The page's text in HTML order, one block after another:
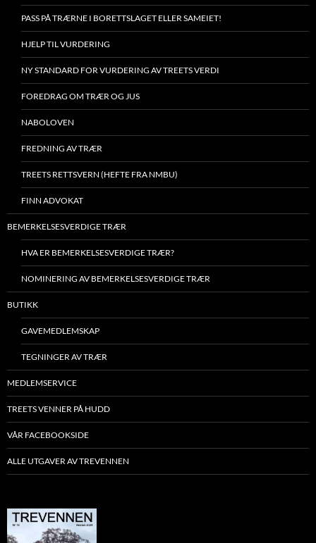
PASS PÅ TRÆRNE I BORETTSLAGET ELLER SAMEIET!
HJELP TIL VURDERING
NY STANDARD FOR VURDERING AV TREETS VERDI
FOREDRAG OM TRÆR OG JUS
NABOLOVEN
FREDNING AV TRÆR
TREETS RETTSVERN (HEFTE FRA NMBU)
FINN ADVOKAT
BEMERKELSESVERDIGE TRÆR
HVA ER BEMERKELSESVERDIGE TRÆR?
NOMINERING AV BEMERKELSESVERDIGE TRÆR
BUTIKK
GAVEMEDLEMSKAP
TEGNINGER AV TRÆR
MEDLEMSERVICE
TREETS VENNER PÅ HUDD
VÅR FACEBOOKSIDE
ALLE UTGAVER AV TREVENNEN